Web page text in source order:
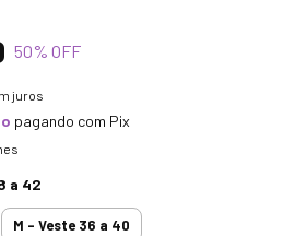
50% OFF
juros
pagando com Pix
a 42
M - Veste 36 a 40